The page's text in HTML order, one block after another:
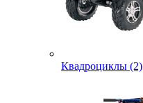
Квадроциклы (2)